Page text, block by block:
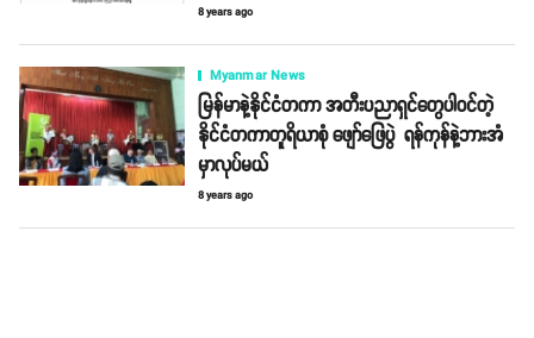
8 years ago
Myanmar News
မြန်မာနဲ့နိုင်ငံတကာ အတီးပညာရှင်တွေပါဝင်တဲ့
နိုင်ငံတကာတူရိယာစုံ ဖျော်ဖြေပွဲ ရန်ကုန်နဲ့ဘားအံ
မှာလုပ်မယ်
8 years ago